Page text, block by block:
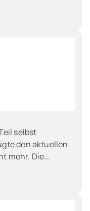
bei
selbst
den aktuellen
mehr. Die
von